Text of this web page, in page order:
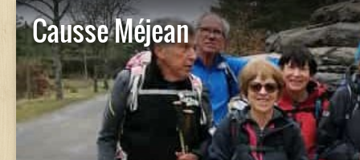
Causse Méjean